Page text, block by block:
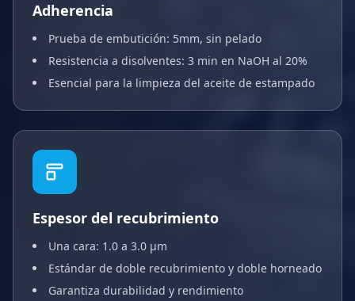
Adherencia
Prueba de embutición: 5mm, sin pelado
Resistencia a disolventes: 3 min en NaOH al 20%
Esencial para la limpieza del aceite de estampado
Espesor del recubrimiento
Una cara: 1.0 a 3.0 μm
Estándar de doble recubrimiento y doble horneado
Garantiza durabilidad y rendimiento